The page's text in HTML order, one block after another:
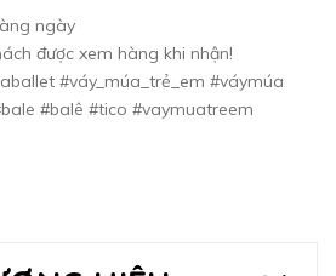
ngày
được xem hàng khi nhận!
#váy_múa_trẻ_em #váymúa
#balê #tico #vaymuatreem